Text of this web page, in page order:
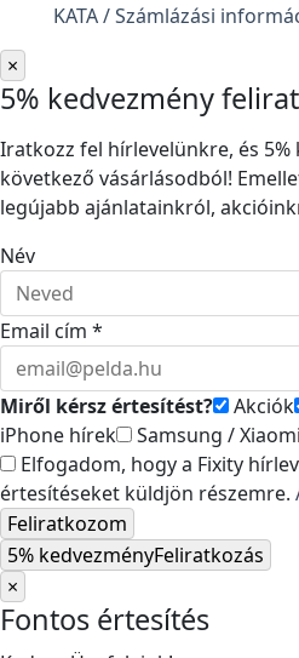
KATA / Számlázási
×
5% kedvezmény
Iratkozz fel hírlevelünkre, és 5%
következő vásárlásodból!
legújabb ajánlatainkról,
Név
Email cím *
Miről kérsz értesítést? Akciók
iPhone hírek
Samsung /
Elfogadom, hogy a Fixity
értesítéseket küldjön részemre.
Feliratkozom
5% kedvezményFeliratkozás
×
Fontos értesítés